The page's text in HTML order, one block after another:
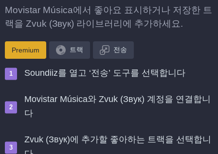
Movistar Música에서 좋아요 표시하거나 저장한 트
랙을 Zvuk (Звук) 라이브러리에 추가하세요.
Premium 트랙 전송
Soundiiz를 열고 ‘전송’ 도구를 선택합니다
Movistar Música와 Zvuk (Звук) 계정을 연결합니
다
Zvuk (Звук)에 추가할 좋아하는 트랙을 선택합니